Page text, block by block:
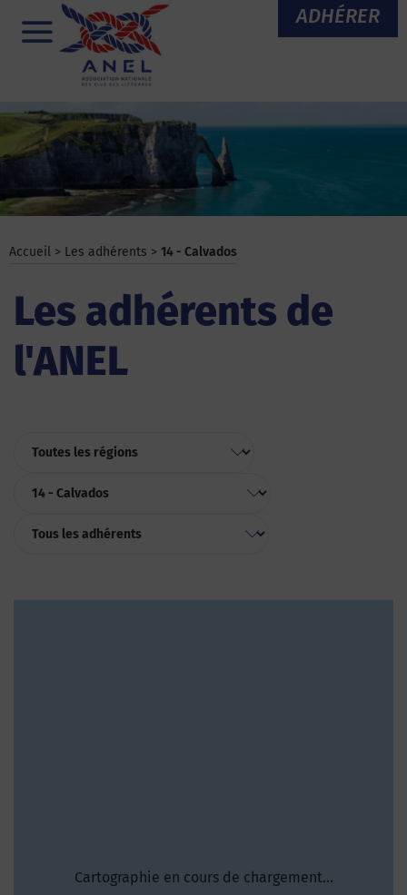
ADHÉRER
Menu
Accueil > Les adhérents > 14 - Calvados
Les adhérents de
l'ANEL
Cartographie en cours de chargement...